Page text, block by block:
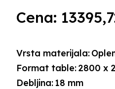
Cena:
Debljina:18 mm
Format table:2800 x
Vrsta materijala: